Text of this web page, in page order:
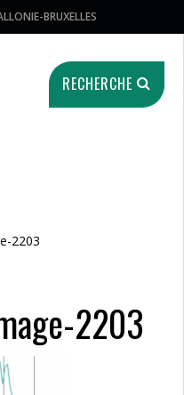
BRUXELLES
RECHERCHE
2203
2203